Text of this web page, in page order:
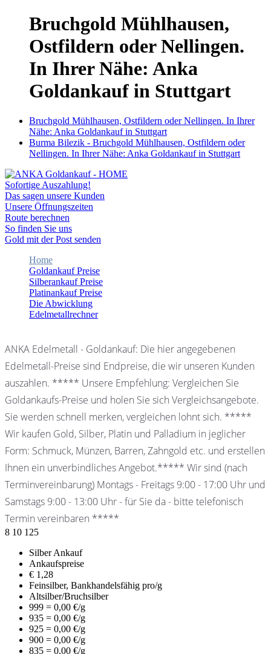
Bruchgold Mühlhausen,
Ostfildern oder Nellingen.
In Ihrer Nähe: Anka
Goldankauf in Stuttgart
Bruchgold Mühlhausen, Ostfildern oder Nellingen. In Ihrer
Nähe: Anka Goldankauf in Stuttgart
Burma Bilezik - Bruchgold Mühlhausen, Ostfildern oder
Nellingen. In Ihrer Nähe: Anka Goldankauf in Stuttgart
Sofortige Auszahlung!
Das sagen unsere Kunden
Unsere Öffnungszeiten
Route berechnen
So finden Sie uns
Gold mit der Post senden
Home
Goldankauf Preise
Silberankauf Preise
Platinankauf Preise
Die Abwicklung
Edelmetallrechner
ANKA Edelmetall - Goldankauf: Die hier angegebenen
Edelmetall-Preise sind Endpreise, die wir unseren Kunden
auszahlen. ***** Unsere Empfehlung: Vergleichen Sie
Goldankaufs-Preise und holen Sie sich Vergleichsangebote.
Sie werden schnell merken, vergleichen lohnt sich. *****
Wir kaufen Gold, Silber, Platin und Palladium in jeglicher
Form: Schmuck, Münzen, Barren, Zahngold etc. und erstellen
Ihnen ein unverbindliches Angebot.***** Wir sind (nach
Terminvereinbarung) Montags - Freitags 9:00 - 17:00 Uhr und
Samstags 9:00 - 13:00 Uhr - für Sie da - bitte telefonisch
Termin vereinbaren *****
8 10 125
Silber Ankauf
Ankaufspreise
€ 1,28
Feinsilber, Bankhandelsfähig pro/g
Altsilber/Bruchsilber
999 = 0,00 €/g
935 = 0,00 €/g
925 = 0,00 €/g
900 = 0,00 €/g
835 = 0,00 €/g